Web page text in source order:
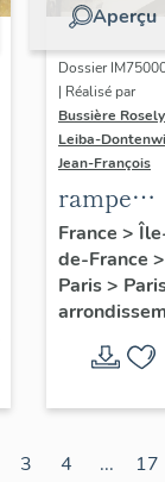
Aperçu
Dossier
| Réalisé par
Bussière
Leiba-
Jean-François
rampe
d'appui,
escalier
la
cochère
(non
France >
de-France >
Paris>
3 4 ... 17